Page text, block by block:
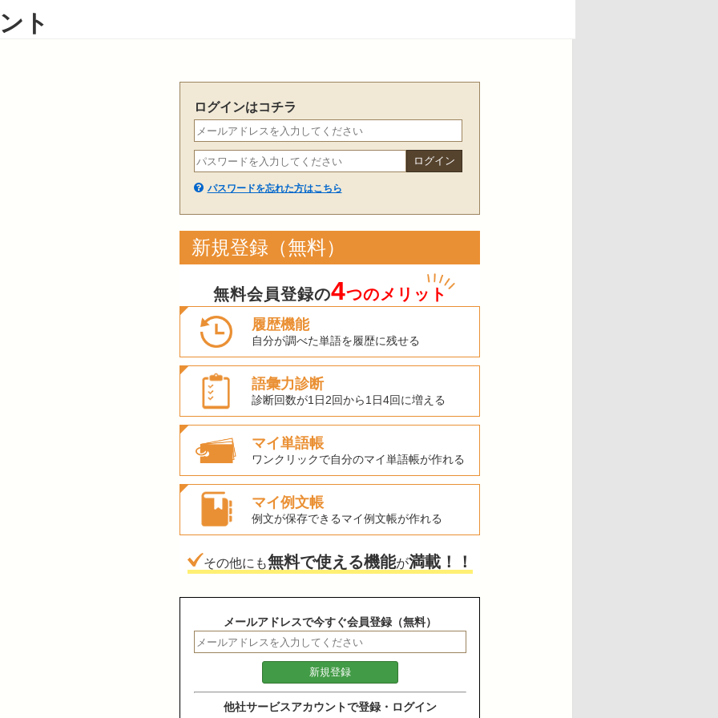
ト
ログインはコチラ
パスワードを忘れた方はこちら
新規登録（無料）
無料会員登録の4つのメリット
履歴機能
自分が調べた単語を履歴に残せる
語彙力診断
診断回数が1日2回から1日4回に増える
マイ単語帳
ワンクリックで自分のマイ単語帳が作れる
マイ例文帳
例文が保存できるマイ例文帳が作れる
その他にも無料で使える機能が満載！！
メールアドレスで今すぐ会員登録（無料）
他社サービスアカウントで登録・ログイン